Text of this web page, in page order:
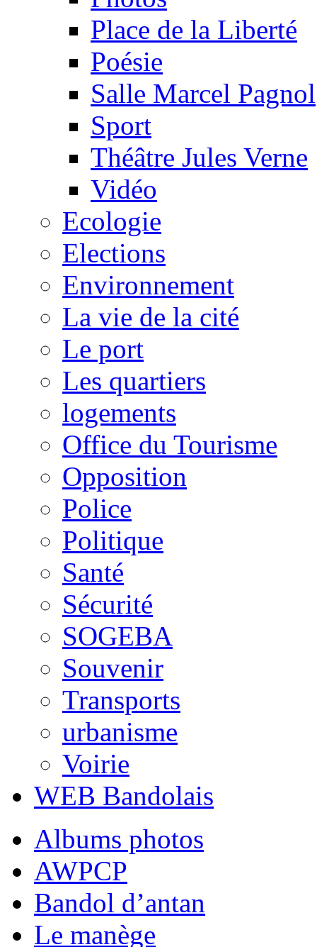
Place de la Liberté
Poésie
Salle Marcel Pagnol
Sport
Théâtre Jules Verne
Vidéo
Ecologie
Elections
Environnement
La vie de la cité
Le port
Les quartiers
logements
Office du Tourisme
Opposition
Police
Politique
Santé
Sécurité
SOGEBA
Souvenir
Transports
urbanisme
Voirie
WEB Bandolais
Albums photos
AWPCP
Bandol d’antan
Le manège